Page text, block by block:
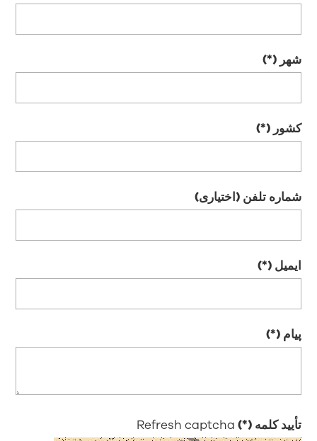
شهر
کشور
شماره تلفن (اختیاری)
ایمیل
پیام
تأیید کلمه Refresh captcha